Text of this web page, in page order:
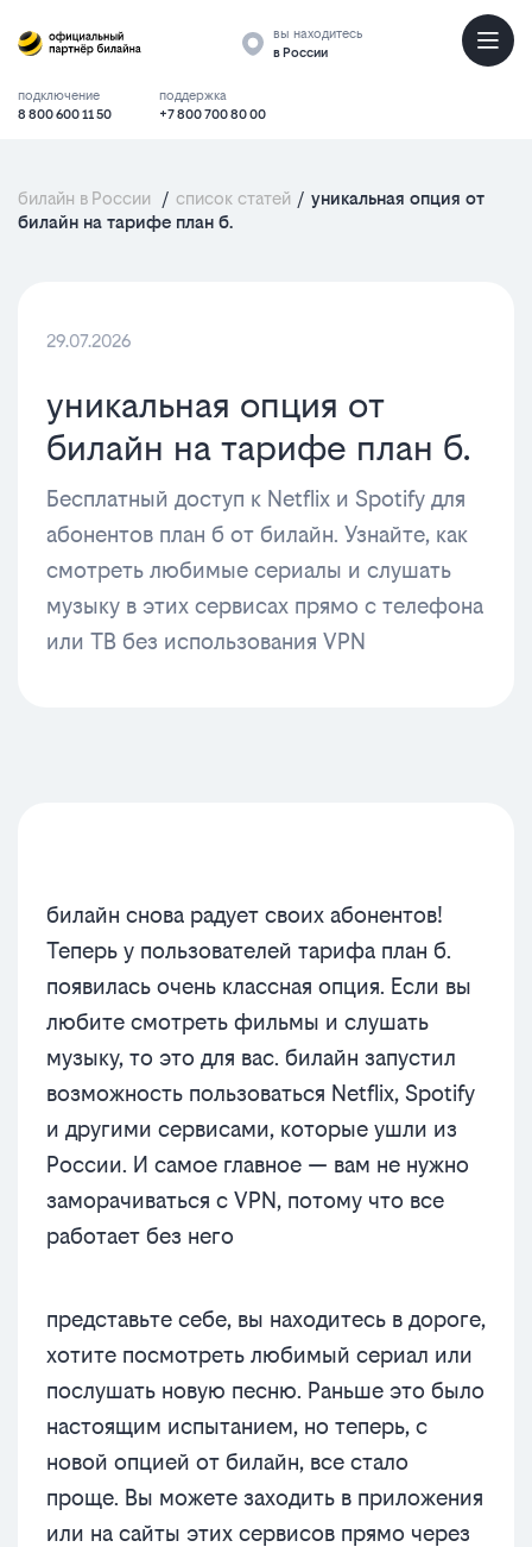
вы находитесь
в России
подключение
8 800 600 11 50
поддержка
+7 800 700 80 00
билайн в России / список статей / уникальная опция от
билайн на тарифе план б.
29.07.2026
уникальная опция от
билайн на тарифе план б.
Бесплатный доступ к Netflix и Spotify для
абонентов план б от билайн. Узнайте, как
смотреть любимые сериалы и слушать
музыку в этих сервисах прямо с телефона
или ТВ без использования VPN
билайн снова радует своих абонентов!
Теперь у пользователей тарифа план б.
появилась очень классная опция. Если вы
любите смотреть фильмы и слушать
музыку, то это для вас. билайн запустил
возможность пользоваться Netflix, Spotify
и другими сервисами, которые ушли из
России. И самое главное — вам не нужно
заморачиваться с VPN, потому что все
работает без него
представьте себе, вы находитесь в дороге,
хотите посмотреть любимый сериал или
послушать новую песню. Раньше это было
настоящим испытанием, но теперь, с
новой опцией от билайн, все стало
проще. Вы можете заходить в приложения
или на сайты этих сервисов прямо через